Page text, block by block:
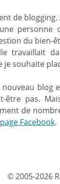
de blogging.
personne
du bien-
travaillait
je souhaite
blog
être pas.
de
Facebook.
© 2005-2026